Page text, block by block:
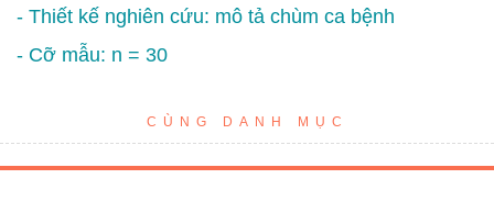
- Thiết kế nghiên cứu: mô tả chùm ca bệnh
- Cỡ mẫu: n = 30
CÙNG DANH MỤC